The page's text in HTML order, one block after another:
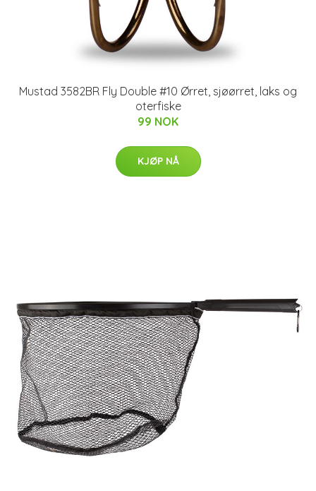
Mustad 3582BR Fly Double #10 Ørret, sjøørret, laks og
oterfiske
99 NOK
KJØP NÅ